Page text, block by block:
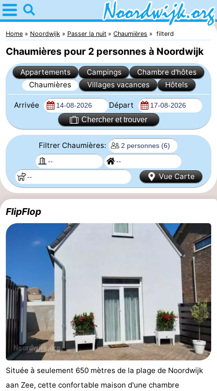
Home
Noordwijk
Astuces
Avec
enfants
la
nuit
Appartements
Campings
Chambre
d'hôtes
Chaumières
-
De
Spar
-
Noordduinen
Duinresort
Dunimar
-
Noordwijkse
Duinen
-
Parc
Soleil
Hôtels
minutes
Plages
Voir
Home Noordwijk Passer la nuit Chaumières filterd
Chaumières pour 2 personnes à Noordwijk
Appartements Campings
Chambre d'hôtes
Chaumières
Villages vacances Hôtels
Arrivée Départ
Chercher et trouver
Filtrer Chaumières:
Vue Carte
FlipFlop
Située à seulement 650 mètres de la plage de Noordwijk
aan Zee, cette confortable maison d'une chambre